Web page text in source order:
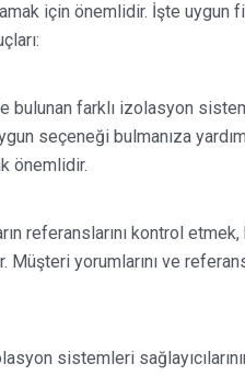
için önemlidir. İşte
bulunan farklı izolasyon
seçeneği bulmanıza
önemlidir.
referanslarını kontrol
Müşteri yorumlarını ve
sistemleri